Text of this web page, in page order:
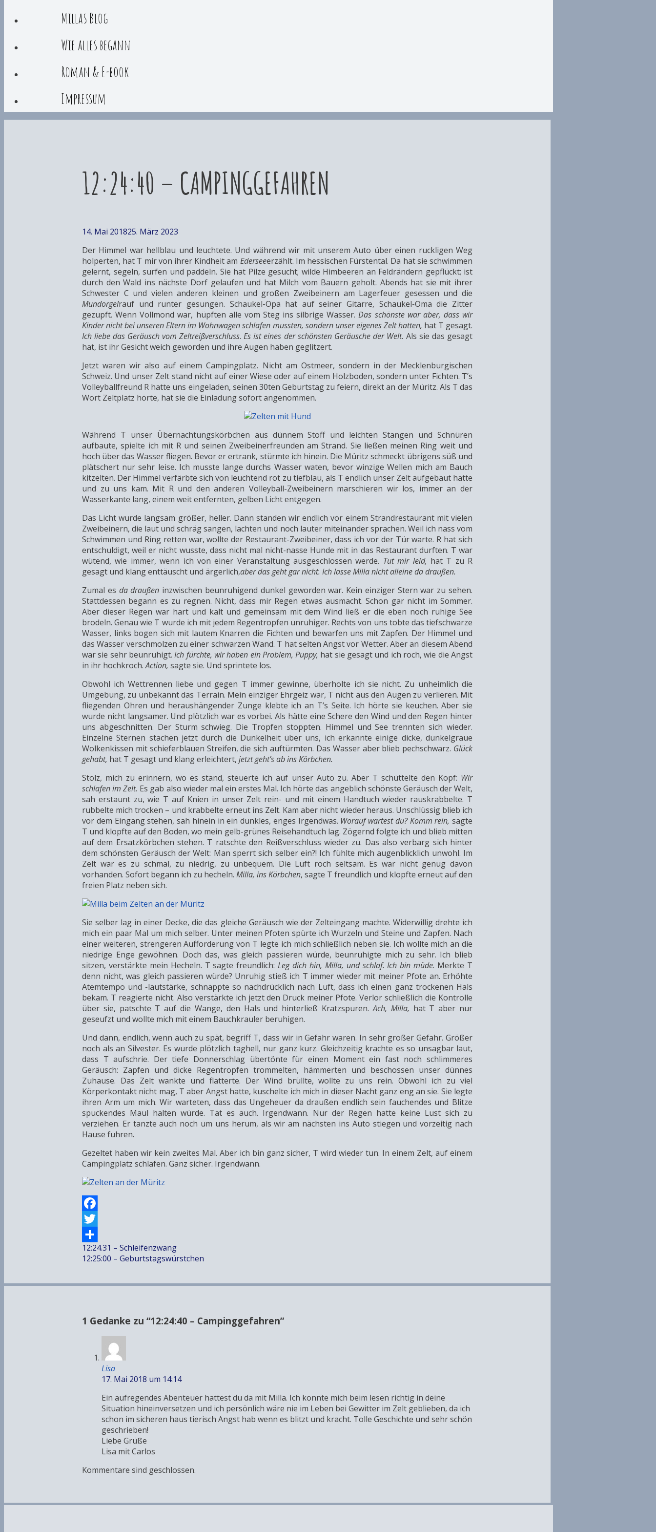
Millas Blog
Wie alles begann
Roman & E-book
Impressum
12:24:40 – CAMPINGGEFAHREN
14. Mai 201825. März 2023
Der Himmel war hellblau und leuchtete. Und während wir mit unserem Auto über einen ruckligen Weg
holperten, hat T mir von ihrer Kindheit am Ederseeerzählt. Im hessischen Fürstental. Da hat sie schwimmen
gelernt, segeln, surfen und paddeln. Sie hat Pilze gesucht; wilde Himbeeren an Feldrändern gepflückt; ist
durch den Wald ins nächste Dorf gelaufen und hat Milch vom Bauern geholt. Abends hat sie mit ihrer
Schwester C und vielen anderen kleinen und großen Zweibeinern am Lagerfeuer gesessen und die
Mundorgelrauf und runter gesungen. Schaukel-Opa hat auf seiner Gitarre, Schaukel-Oma die Zitter
gezupft. Wenn Vollmond war, hüpften alle vom Steg ins silbrige Wasser.Das schönste war aber, dass wir
Kinder nicht bei unseren Eltern im Wohnwagen schlafen mussten, sondern unser eigenes Zelt hatten, hat T gesagt.
Ich liebe das Geräusch vom Zeltreißverschluss.Es ist eines der schönsten Geräusche der Welt. Als sie das gesagt
hat, ist ihr Gesicht weich geworden und ihre Augen haben geglitzert.
Jetzt waren wir also auf einem Campingplatz. Nicht am Ostmeer, sondern in der Mecklenburgischen
Schweiz. Und unser Zelt stand nicht auf einer Wiese oder auf einem Holzboden, sondern unter Fichten. T’s
Volleyballfreund R hatte uns eingeladen, seinen 30ten Geburtstag zu feiern, direkt an der Müritz. Als T das
Wort Zeltplatz hörte, hat sie die Einladung sofort angenommen.
Während T unser Übernachtungskörbchen aus dünnem Stoff und leichten Stangen und Schnüren
aufbaute, spielte ich mit R und seinen Zweibeinerfreunden am Strand. Sie ließen meinen Ring weit und
hoch über das Wasser fliegen. Bevor er ertrank, stürmte ich hinein. Die Müritz schmeckt übrigens süß und
plätschert nur sehr leise. Ich musste lange durchs Wasser waten, bevor winzige Wellen mich am Bauch
kitzelten. Der Himmel verfärbte sich von leuchtend rot zu tiefblau, als T endlich unser Zelt aufgebaut hatte
und zu uns kam. Mit R und den anderen Volleyball-Zweibeinern marschieren wir los, immer an der
Wasserkante lang, einem weit entfernten, gelben Licht entgegen.
Das Licht wurde langsam größer, heller. Dann standen wir endlich vor einem Strandrestaurant mit vielen
Zweibeinern, die laut und schräg sangen, lachten und noch lauter miteinander sprachen. Weil ich nass vom
Schwimmen und Ring retten war, wollte der Restaurant-Zweibeiner, dass ich vor der Tür warte. R hat sich
entschuldigt, weil er nicht wusste, dass nicht mal nicht-nasse Hunde mit in das Restaurant durften. T war
wütend, wie immer, wenn ich von einer Veranstaltung ausgeschlossen werde. Tut mir leid, hat T zu R
gesagt und klang enttäuscht und ärgerlich,aber das geht gar nicht. Ich lasse Milla nicht alleine da draußen.
Zumal es da draußen inzwischen beunruhigend dunkel geworden war. Kein einziger Stern war zu sehen.
Stattdessen begann es zu regnen. Nicht, dass mir Regen etwas ausmacht. Schon gar nicht im Sommer.
Aber dieser Regen war hart und kalt und gemeinsam mit dem Wind ließ er die eben noch ruhige See
brodeln. Genau wie T wurde ich mit jedem Regentropfen unruhiger. Rechts von uns tobte das tiefschwarze
Wasser, links bogen sich mit lautem Knarren die Fichten und bewarfen uns mit Zapfen. Der Himmel und
das Wasser verschmolzen zu einer schwarzen Wand. T hat selten Angst vor Wetter. Aber an diesem Abend
war sie sehr beunruhigt.Ich fürchte, wir haben ein Problem, Puppy, hat sie gesagt und ich roch, wie die Angst
in ihr hochkroch.Action, sagte sie. Und sprintete los.
Obwohl ich Wettrennen liebe und gegen T immer gewinne, überholte ich sie nicht. Zu unheimlich die
Umgebung, zu unbekannt das Terrain. Mein einziger Ehrgeiz war, T nicht aus den Augen zu verlieren. Mit
fliegenden Ohren und heraushängender Zunge klebte ich an T’s Seite. Ich hörte sie keuchen. Aber sie
wurde nicht langsamer. Und plötzlich war es vorbei. Als hätte eine Schere den Wind und den Regen hinter
uns abgeschnitten. Der Sturm schwieg. Die Tropfen stoppten. Himmel und See trennten sich wieder.
Einzelne Sternen stachen jetzt durch die Dunkelheit über uns, ich erkannte einige dicke, dunkelgraue
Wolkenkissen mit schieferblauen Streifen, die sich auftürmten. Das Wasser aber blieb pechschwarz. Glück
gehabt, hat T gesagt und klang erleichtert, jetzt geht’s ab ins Körbchen.
Stolz, mich zu erinnern, wo es stand, steuerte ich auf unser Auto zu. Aber T schüttelte den Kopf: Wir
schlafen im Zelt. Es gab also wieder mal ein erstes Mal. Ich hörte das angeblich schönste Geräusch der Welt,
sah erstaunt zu, wie T auf Knien in unser Zelt rein- und mit einem Handtuch wieder rauskrabbelte. T
rubbelte mich trocken – und krabbelte erneut ins Zelt. Kam aber nicht wieder heraus. Unschlüssig blieb ich
vor dem Eingang stehen, sah hinein in ein dunkles, enges Irgendwas. Worauf wartest du? Komm rein, sagte
T und klopfte auf den Boden, wo mein gelb-grünes Reisehandtuch lag. Zögernd folgte ich und blieb mitten
auf dem Ersatzkörbchen stehen. T ratschte den Reißverschluss wieder zu. Das also verbarg sich hinter
dem schönsten Geräusch der Welt: Man sperrt sich selber ein?! Ich fühlte mich augenblicklich unwohl. Im
Zelt war es zu schmal, zu niedrig, zu unbequem. Die Luft roch seltsam. Es war nicht genug davon
vorhanden. Sofort begann ich zu hecheln. Milla, ins Körbchen, sagte T freundlich und klopfte erneut auf den
freien Platz neben sich.
Sie selber lag in einer Decke, die das gleiche Geräusch wie der Zelteingang machte. Widerwillig drehte ich
mich ein paar Mal um mich selber. Unter meinen Pfoten spürte ich Wurzeln und Steine und Zapfen. Nach
einer weiteren, strengeren Aufforderung von T legte ich mich schließlich neben sie. Ich wollte mich an die
niedrige Enge gewöhnen. Doch das, was gleich passieren würde, beunruhigte mich zu sehr. Ich blieb
sitzen, verstärkte mein Hecheln. T sagte freundlich:Leg dich hin, Milla, und schlaf. Ich bin müde. Merkte T
denn nicht, was gleich passieren würde? Unruhig stieß ich T immer wieder mit meiner Pfote an. Erhöhte
Atemtempo und -lautstärke, schnappte so nachdrücklich nach Luft, dass ich einen ganz trockenen Hals
bekam. T reagierte nicht. Also verstärkte ich jetzt den Druck meiner Pfote. Verlor schließlich die Kontrolle
über sie, patschte T auf die Wange, den Hals und hinterließ Kratzspuren.Ach, Milla, hat T aber nur
geseufzt und wollte mich mit einem Bauchkrauler beruhigen.
Und dann, endlich, wenn auch zu spät, begriff T, dass wir in Gefahr waren. In sehr großer Gefahr. Größer
noch als an Silvester. Es wurde plötzlich taghell, nur ganz kurz. Gleichzeitig krachte es so unsagbar laut,
dass T aufschrie. Der tiefe Donnerschlag übertönte für einen Moment ein fast noch schlimmeres
Geräusch: Zapfen und dicke Regentropfen trommelten, hämmerten und beschossen unser dünnes
Zuhause. Das Zelt wankte und flatterte. Der Wind brüllte, wollte zu uns rein. Obwohl ich zu viel
Körperkontakt nicht mag, T aber Angst hatte, kuschelte ich mich in dieser Nacht ganz eng an sie. Sie legte
ihren Arm um mich. Wir warteten, dass das Ungeheuer da draußen endlich sein fauchendes und Blitze
spuckendes Maul halten würde. Tat es auch. Irgendwann. Nur der Regen hatte keine Lust sich zu
verziehen. Er tanzte auch noch um uns herum, als wir am nächsten ins Auto stiegen und vorzeitig nach
Hause fuhren.
Gezeltet haben wir kein zweites Mal. Aber ich bin ganz sicher, T wird wieder tun. In einem Zelt, auf einem
Campingplatz schlafen. Ganz sicher. Irgendwann.
Facebook
Twitter
Teilen
Beitrags-
Navigation
12:24.31 – Schleifenzwang
12:25:00 – Geburtstagswürstchen
1 Gedanke zu “12:24:40 – Campinggefahren”
Lisa
17. Mai 2018 um 14:14
Ein aufregendes Abenteuer hattest du da mit Milla. Ich konnte mich beim lesen richtig in deine
Situation hineinversetzen und ich persönlich wäre nie im Leben bei Gewitter im Zelt geblieben, da ich
schon im sicheren haus tierisch Angst hab wenn es blitzt und kracht. Tolle Geschichte und sehr schön
geschrieben!
Liebe Grüße
Lisa mit Carlos
Kommentare sind geschlossen.